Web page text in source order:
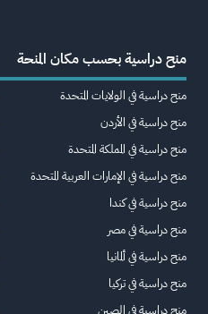
منح دراسية بحسب مكان المنحة
منح دراسية في الولايات المتحدة
منح دراسية في الأردن
منح دراسية في المملكة المتحدة
منح دراسية في الإمارات العربية المتحدة
منح دراسية في كندا
منح دراسية في مصر
منح دراسية في ألمانيا
منح دراسية في تركيا
منح دراسية في الصين